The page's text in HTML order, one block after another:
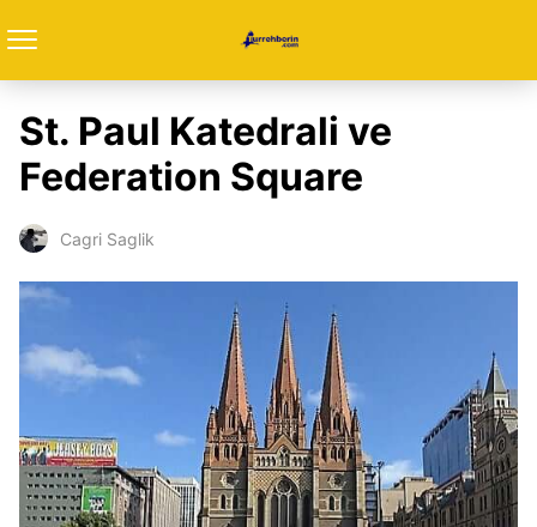
St. Paul Katedrali ve
Federation Square
Cagri Saglik